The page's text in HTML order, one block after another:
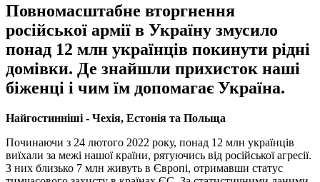
Повномасштабне вторгнення
російської армії в Україну змусило
понад 12 млн українців покинути рідні
домівки. Де знайшли прихисток наші
біженці і чим їм допомагає Україна.
Найгостинніші - Чехія, Естонія та Польща
Починаючи з 24 лютого 2022 року, понад 12 млн українців
виїхали за межі нашої країни, рятуючись від російської агресії.
З них близько 7 млн живуть в Європі, отримавши статус